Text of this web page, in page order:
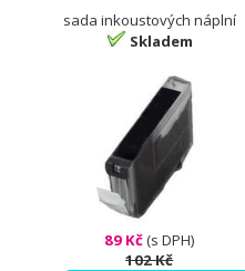
sada inkoustových náplní
Skladem
89 Kč(s DPH)
102 Kč